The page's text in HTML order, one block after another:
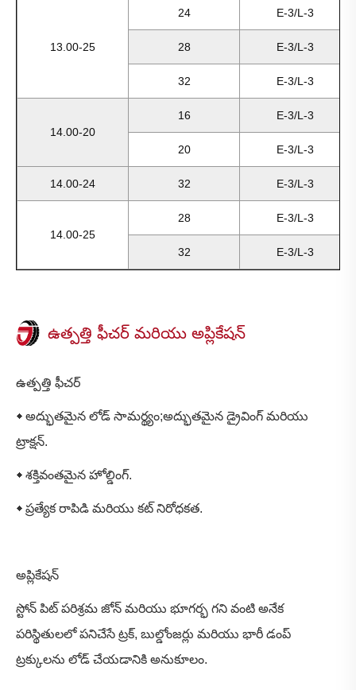
13.00-25
24 E-3/L-3
28 E-3/L-3
32 E-3/L-3
14.00-20
16 E-3/L-3
20 E-3/L-3
14.00-24 32 E-3/L-3
14.00-25
28 E-3/L-3
32 E-3/L-3
ఉత్పత్తి ఫీచర్ మరియు అప్లికేషన్
ఉత్పత్తి ఫీచర్
◆ అద్భుతమైన లోడ్ సామర్థ్యం;అద్భుతమైన డ్రైవింగ్ మరియు
ట్రాక్షన్.
◆ శక్తివంతమైన హోల్డింగ్.
◆ ప్రత్యేక రాపిడి మరియు కట్ నిరోధకత.
అప్లికేషన్
స్టోన్ పిట్ పరిశ్రమ జోన్ మరియు భూగర్భ గని వంటి అనేక
పరిస్థితులలో పనిచేసే ట్రక్, బుల్డోంజర్లు మరియు భారీ డంప్
ట్రక్కులను లోడ్ చేయడానికి అనుకూలం.